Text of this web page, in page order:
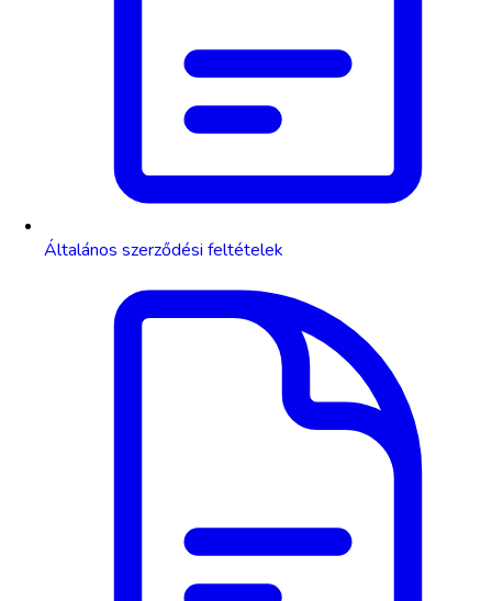
Általános szerződési feltételek